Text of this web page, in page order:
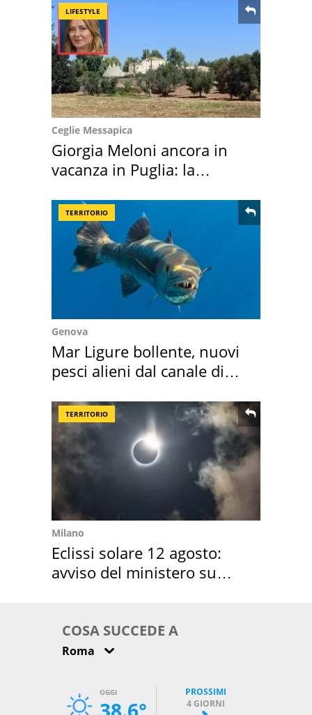
LIFESTYLE
Ceglie Messapica
Giorgia Meloni ancora in
vacanza in Puglia: la
TERRITORIO
Genova
Mar Ligure bollente, nuovi
pesci alieni dal canale di
TERRITORIO
Milano
Eclissi solare 12 agosto:
avviso del ministero su